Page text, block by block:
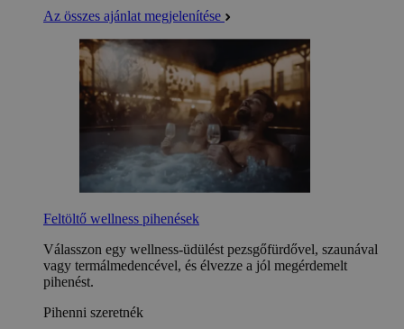
Az összes ajánlat megjelenítése
Feltöltő wellness pihenések
Válasszon egy wellness-üdülést pezsgőfürdővel, szaunával
vagy termálmedencével, és élvezze a jól megérdemelt
pihenést.
Pihenni szeretnék